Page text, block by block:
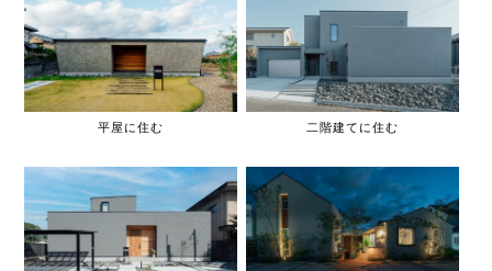
平屋に住む 二階建てに住む